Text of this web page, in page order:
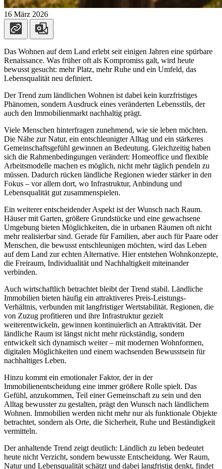
16 März 2026
Das Wohnen auf dem Land erlebt seit einigen Jahren eine spürbare
Renaissance. Was früher oft als Kompromiss galt, wird heute
bewusst gesucht: mehr Platz, mehr Ruhe und ein Umfeld, das
Lebensqualität neu definiert.
Der Trend zum ländlichen Wohnen ist dabei kein kurzfristiges
Phänomen, sondern Ausdruck eines veränderten Lebensstils, der
auch den Immobilienmarkt nachhaltig prägt.
Viele Menschen hinterfragen zunehmend, wie sie leben möchten.
Die Nähe zur Natur, ein entschleunigter Alltag und ein stärkeres
Gemeinschaftsgefühl gewinnen an Bedeutung. Gleichzeitig haben
sich die Rahmenbedingungen verändert: Homeoffice und flexible
Arbeitsmodelle machen es möglich, nicht mehr täglich pendeln zu
müssen. Dadurch rücken ländliche Regionen wieder stärker in den
Fokus – vor allem dort, wo Infrastruktur, Anbindung und
Lebensqualität gut zusammenspielen.
Ein weiterer entscheidender Aspekt ist der Wunsch nach Raum.
Häuser mit Garten, größere Grundstücke und eine gewachsene
Umgebung bieten Möglichkeiten, die in urbanen Räumen oft nicht
mehr realisierbar sind. Gerade für Familien, aber auch für Paare oder
Menschen, die bewusst entschleunigen möchten, wird das Leben
auf dem Land zur echten Alternative. Hier entstehen Wohnkonzepte,
die Freiraum, Individualität und Nachhaltigkeit miteinander
verbinden.
Auch wirtschaftlich betrachtet bleibt der Trend stabil. Ländliche
Immobilien bieten häufig ein attraktiveres Preis-Leistungs-
Verhältnis, verbunden mit langfristiger Wertstabilität. Regionen, die
von Zuzug profitieren und ihre Infrastruktur gezielt
weiterentwickeln, gewinnen kontinuierlich an Attraktivität. Der
ländliche Raum ist längst nicht mehr rückständig, sondern
entwickelt sich dynamisch weiter – mit modernen Wohnformen,
digitalen Möglichkeiten und einem wachsenden Bewusstsein für
nachhaltiges Leben.
Hinzu kommt ein emotionaler Faktor, der in der
Immobilienentscheidung eine immer größere Rolle spielt. Das
Gefühl, anzukommen, Teil einer Gemeinschaft zu sein und den
Alltag bewusster zu gestalten, prägt den Wunsch nach ländlichem
Wohnen. Immobilien werden nicht mehr nur als funktionale Objekte
betrachtet, sondern als Orte, die Sicherheit, Ruhe und Beständigkeit
vermitteln.
Der anhaltende Trend zeigt deutlich: Ländlich zu leben bedeutet
heute nicht Verzicht, sondern bewusste Entscheidung. Wer Raum,
Natur und Lebensqualität schätzt und dabei langfristig denkt, findet